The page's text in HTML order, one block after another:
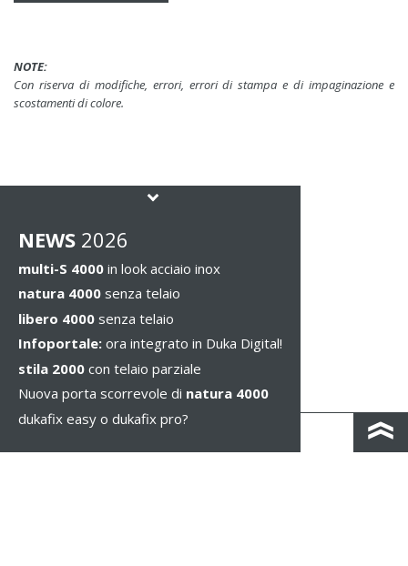
NOTE:
Con riserva di modifiche, errori, errori di stampa e di impaginazione e
scostamenti di colore.
NEWS 2026
multi-S 4000 in look acciaio inox
natura 4000 senza telaio
libero 4000 senza telaio
Infoportale: ora integrato in Duka Digital!
stila 2000 con telaio parziale
Nuova porta scorrevole di natura 4000
dukafix easy o dukafix pro?